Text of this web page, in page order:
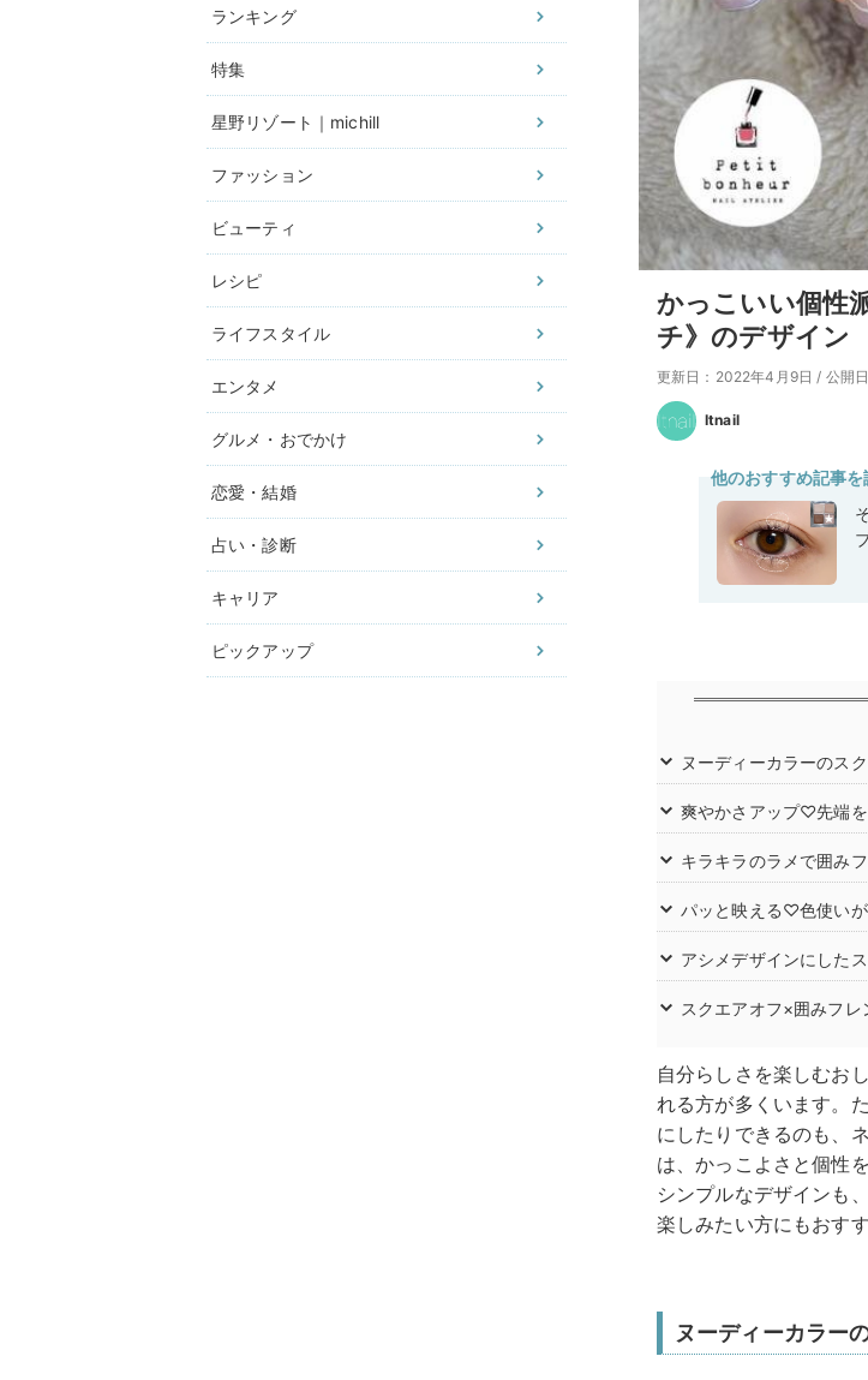
ランキング
特集
星野リゾート｜michill
ファッション
ビューティ
レシピ
ライフスタイル
エンタメ
グルメ・おでかけ
恋愛・結婚
占い・診断
キャリア
ピックアップ
かっこいい個性
チ》のデザイン
更新日：2022年4月9日 / 公開
Itnail
他のおすすめ記事を
ヌーディーカラーのス
爽やかさアップ♡先端
キラキラのラメで囲み
パッと映える♡色使い
アシメデザインにした
スクエアオフ×囲みフ
自分らしさを楽しむお
れる方が多くいます。
にしたりできるのも、
は、かっこよさと個性
シンプルなデザインも
楽しみたい方にもおす
ヌーディーカラー